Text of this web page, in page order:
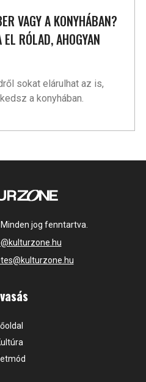
VAGY A KONYHÁBAN?
RÓLAD, AHOGYAN
sokat elárulhat az is,
a konyhában.
jog fenntartva.